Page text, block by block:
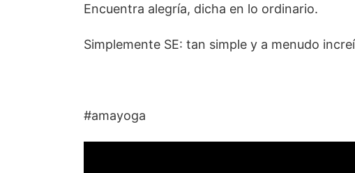
Encuentra alegría, dicha en lo ordinario.
Simplemente SE: tan simple y a menudo
#amayoga